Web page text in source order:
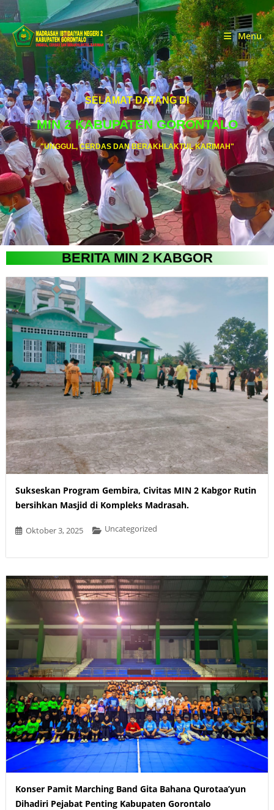
Menu
SELAMAT DATANG DI
MIN 2 KABUPATEN GORONTALO
"UNGGUL, CERDAS DAN BERAKHLAKTUL KARIMAH"
BERITA MIN 2 KABGOR
Sukseskan Program Gembira, Civitas MIN 2 Kabgor Rutin
bersihkan Masjid di Kompleks Madrasah.
Oktober 3, 2025 Uncategorized
Konser Pamit Marching Band Gita Bahana Qurotaa’yun
Dihadiri Pejabat Penting Kabupaten Gorontalo